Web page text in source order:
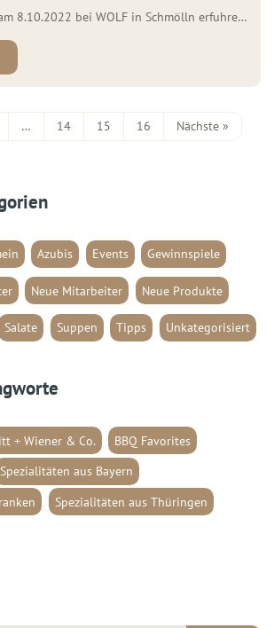
8.10.2022 bei WOLF in Schmölln erfuhren
und Schüler, was Fleischer und Maschinen-
in ihrem Beruf zu tun haben und wie die
und bei WOLF gelernter […]
… 14 15 16 Nächste »
Azubis Events Gewinnspiele
Neue Mitarbeiter Neue Produkte
Salate Suppen Tipps Unkategorisiert
+ Wiener & Co.
BBQ Favorites
Spezialitäten aus Bayern
Spezialitäten aus Thüringen